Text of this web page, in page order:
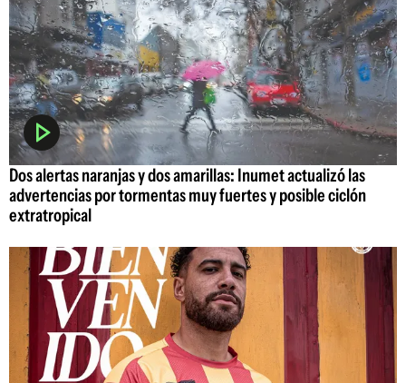
Dos alertas naranjas y dos amarillas: Inumet actualizó las
advertencias por tormentas muy fuertes y posible ciclón
extratropical